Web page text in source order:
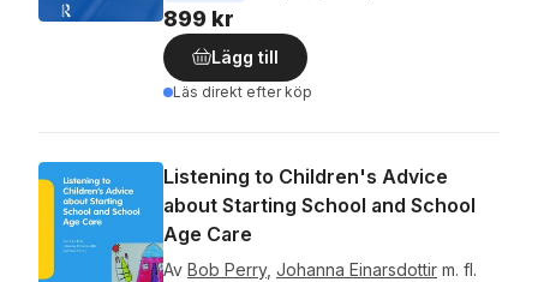
899 kr
Lägg till
Läs direkt efter köp
Listening to Children's Advice
about Starting School and School
Age Care
Av Bob Perry, Johanna Einarsdottir m. fl.